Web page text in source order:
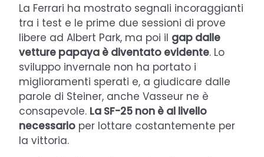
La Ferrari ha mostrato segnali incoraggianti
tra i test e le prime due sessioni di prove
libere ad Albert Park, ma poi il gap dalle
vetture papaya è diventato evidente. Lo
sviluppo invernale non ha portato i
miglioramenti sperati e, a giudicare dalle
parole di Steiner, anche Vasseur ne è
consapevole. La SF-25 non è al livello
necessario per lottare costantemente per
la vittoria.